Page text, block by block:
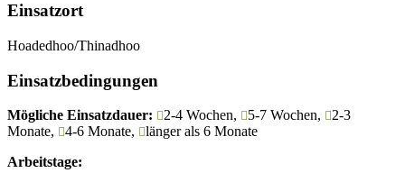
Einsatzort
Hoadedhoo/Thinadhoo
Einsatzbedingungen
Mögliche Einsatzdauer: 2-4 Wochen, 5-7 Wochen,
2-3
Monate,
4-6 Monate,
länger als 6 Monate
Arbeitstage: